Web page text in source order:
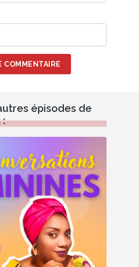
COMMENTAIRE
épisodes de
: